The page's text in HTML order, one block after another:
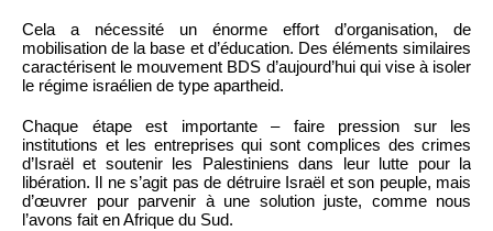
Cela a nécessité un énorme effort d’organisation, de
mobilisation de la base et d’éducation. Des éléments similaires
caractérisent le mouvement BDS d’aujourd’hui qui vise à isoler
le régime israélien de type apartheid.
Chaque étape est importante – faire pression sur les
institutions et les entreprises qui sont complices des crimes
d’Israël et soutenir les Palestiniens dans leur lutte pour la
libération. Il ne s’agit pas de détruire Israël et son peuple, mais
d’œuvrer pour parvenir à une solution juste, comme nous
l’avons fait en Afrique du Sud.